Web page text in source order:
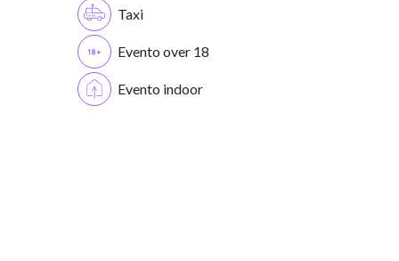
Taxi
Evento over 18
Evento indoor